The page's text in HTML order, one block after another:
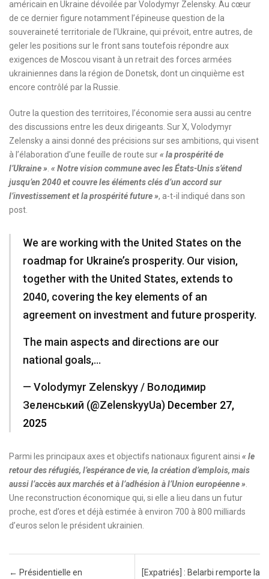
américain en Ukraine dévoilée par Volodymyr Zelensky. Au cœur
de ce dernier figure notamment l’épineuse question de la
souveraineté territoriale de l’Ukraine, qui prévoit, entre autres, de
geler les positions sur le front sans toutefois répondre aux
exigences de Moscou visant à un retrait des forces armées
ukrainiennes dans la région de Donetsk, dont un cinquième est
encore contrôlé par la Russie.
Outre la question des territoires, l’économie sera aussi au centre
des discussions entre les deux dirigeants. Sur X, Volodymyr
Zelensky a ainsi donné des précisions sur ses ambitions, qui visent
à l’élaboration d’une feuille de route sur« la prospérité de
l’Ukraine » « Notre vision commune avec les États-Unis s’étend
jusqu’en 2040 et couvre les éléments clés d’un accord sur
l’investissement et la prospérité future », a-t-il indiqué dans son
post.
We are working with the United States on the
roadmap for Ukraine’s prosperity. Our vision,
together with the United States, extends to
2040, covering the key elements of an
agreement on investment and future prosperity.
The main aspects and directions are our
national goals,…
— Volodymyr Zelenskyy / Володимир
Зеленський (@ZelenskyyUa) December 27,
2025
Parmi les principaux axes et objectifs nationaux figurent ainsi « le
retour des réfugiés, l’espérance de vie, la création d’emplois, mais
aussi l’accès aux marchés et à l’adhésion à l’Union européenne »
Une reconstruction économique qui, si elle a lieu dans un futur
proche, est d’ores et déjà estimée à environ 700 à 800 milliards
d’euros selon le président ukrainien.
Post navigation
← Présidentielle en
[Expatriés] : Belarbi remporte la